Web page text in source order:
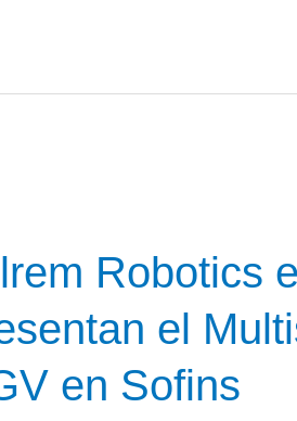
Robotics
el
en Sofins